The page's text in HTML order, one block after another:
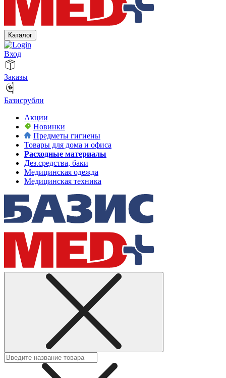
Каталог
Вход
Заказы
Базисрубли
Акции
Новинки
Предметы гигиены
Товары для дома и офиса
Расходные материалы
Дез.средства, баки
Медицинская одежда
Медицинская техника